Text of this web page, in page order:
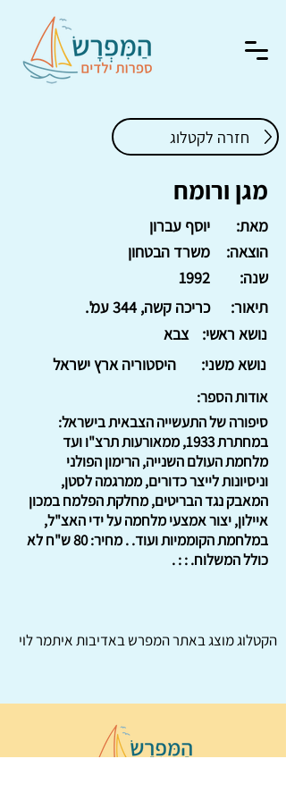
חזרה לקטלוג
מגן ורומח
יוסף עברון
מאת:
משרד הבטחון
הוצאה:
1992
שנה:
כריכה קשה, 344 עמ'.
תיאור:
צבא
נושא ראשי:
היסטוריה ארץ ישראל
נושא משני:
אודות הספר:
סיפורה של התעשייה הצבאית בישראל:
במחתרת 1933, ממאורעות תרצ"ו ועד
מלחמת העולם השנייה, הרימון הפולני
וניסיונות לייצר כדורים, ממרגמה לסטן,
המאבק נגד הבריטים, מחלקת הפלמח במכון
איילון, יצור אמצעי מלחמה על ידי האצ"ל,
במלחמת הקוממיות ועוד. . מחיר: 80 ש"ח לא
כולל המשלוח. : : .
הקטלוג מוצג באתרהמפרשבאדיבות איתמר לוי